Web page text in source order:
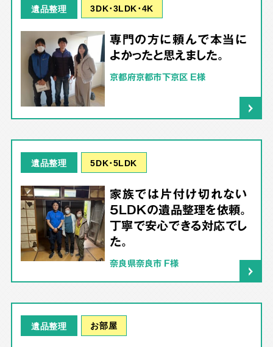
遺品整理 3DK･3LDK･4K
専門の方に頼んで本当に
よかったと思えました。
京都府京都市下京区 E様
遺品整理 5DK･5LDK
家族では片付け切れない
5LDKの遺品整理を依頼。
丁寧で安心できる対応でし
た。
奈良県奈良市 F様
遺品整理 お部屋